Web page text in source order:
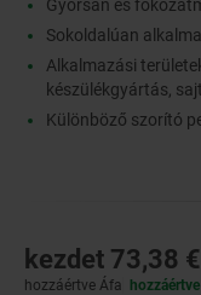
Gyorsan és
Sokoldalúan
Alkalmazási
készülékgyártás,
Különböző szorító
kezdet 73,38 €
hozzáértve Áfa